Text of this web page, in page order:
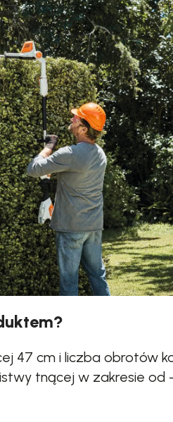
47 cm i liczba obrotów
tnącej w zakresie